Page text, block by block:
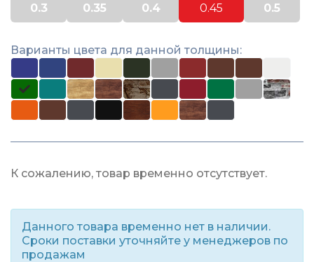
0.3
0.35 0.4 0.45 0.5
Варианты цвета для данной толщины:
К сожалению, товар временно отсутствует.
Данного товара временно нет в наличии.
Сроки поставки уточняйте у менеджеров по
продажам